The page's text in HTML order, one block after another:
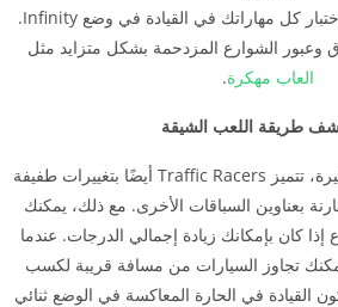
Infinity – وأخيرًا، يمكنك اختبار كل مهاراتك في القيادة في وضع Infinity.
وعبور الشوارع المزدحمة بشكل متزايد مثل
العاب مهكرة.
طريقة اللعب الشيقة
إلى جانب أوضاع اللعبة المثيرة، تتميز Traffic Racers أيضًا بتغييرات طفيفة
بعناوين السباقات الأخرى. مع ذلك، يمكنك
كان بإمكانك زيادة إجمالي الدرجات. عندما
يمكنك تجاوز السيارات من مسافة قريبة لكسب
القيادة في الحارة المعاكسة في الوضع ثنائي